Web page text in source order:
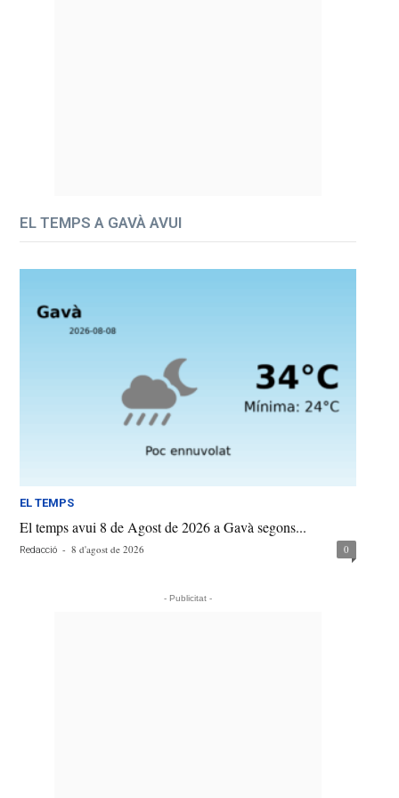
EL TEMPS A GAVÀ AVUI
EL TEMPS
El temps avui 8 de Agost de 2026 a Gavà segons...
Redacció - 8 d'agost de 2026 0
- Publicitat -